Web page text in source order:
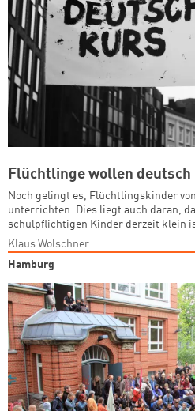
Flüchtlinge wollen
Noch gelingt es, Flüchtlingskinder
unterrichten. Dies liegt auch daran,
schulpflichtigen Kinder derzeit klein
Klaus Wolschner
Hamburg